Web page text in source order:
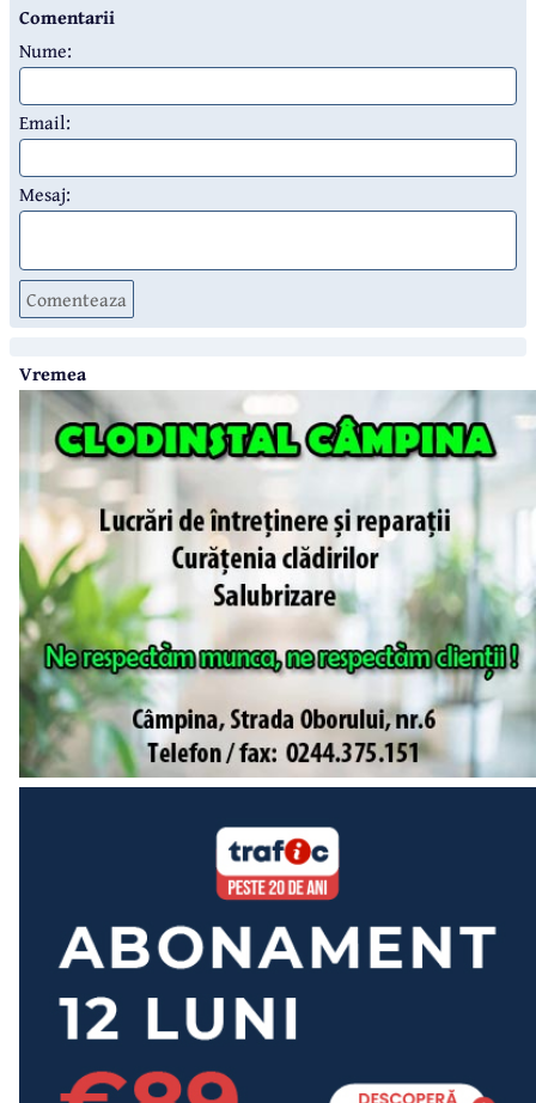
Comentarii
Nume:
Email:
Mesaj:
Comenteaza
Vremea